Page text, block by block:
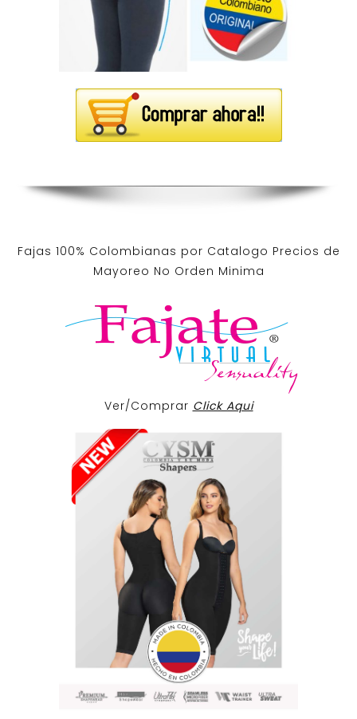
Fajas 100% Colombianas por Catalogo Precios de
Mayoreo No Orden Minima
Ver/Comprar Click Aqui